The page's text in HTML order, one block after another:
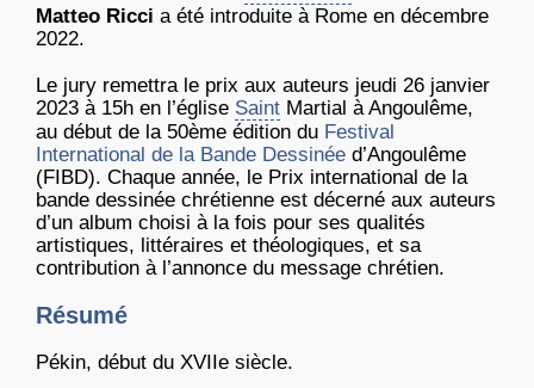
Matteo Ricci a été introduite à Rome en décembre
2022.
Le jury remettra le prix aux auteurs jeudi 26 janvier
2023 à 15h en l’église Saint Martial à Angoulême,
au début de la 50ème édition du Festival
International de la Bande Dessinée d’Angoulême
(FIBD). Chaque année, le Prix international de la
bande dessinée chrétienne est décerné aux auteurs
d’un album choisi à la fois pour ses qualités
artistiques, littéraires et théologiques, et sa
contribution à l’annonce du message chrétien.
Résumé
Pékin, début du XVIIe siècle.